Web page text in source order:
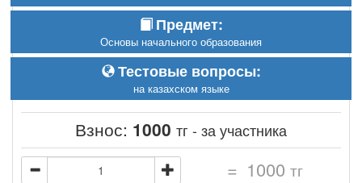
Предмет:
Основы начального образования
Тестовые вопросы:
на казахском языке
Взнос: 1000 тг - за участника
= 1000 тг